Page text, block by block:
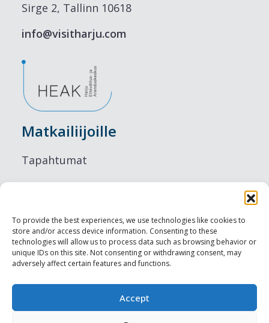
To provide the best experiences, we use technologies like cookies to
store and/or access device information. Consenting to these
technologies will allow us to process data such as browsing behavior or
unique IDs on this site. Not consenting or withdrawing consent, may
adversely affect certain features and functions.
Accept
Sirge 2, Tallinn 10618
info@visitharju.com
Matkailiijoille
Tapahtumat
Ruokailu
Nähtävyydet
Visit Tallinn
Ammattilaisille